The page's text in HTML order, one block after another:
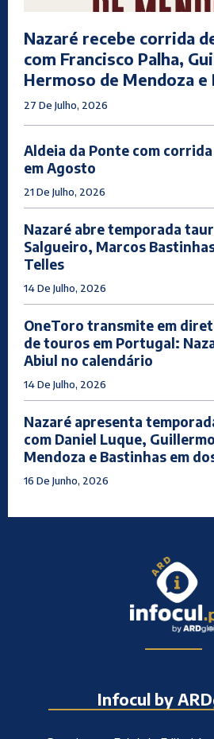
Nazaré recebe corrida
com Francisco Palha,
Hermoso de Mendoza e
27 De Julho, 2026
Aldeia da Ponte com
em Agosto
21 De Julho, 2026
Nazaré abre temporada
Salgueiro, Marcos
Telles
14 De Julho, 2026
OneToro transmite em
de touros em Portugal:
Abiul no calendário
14 De Julho, 2026
Nazaré apresenta
com Daniel Luque,
Mendoza e Bastinhas em
16 De Junho, 2026
Infocul by